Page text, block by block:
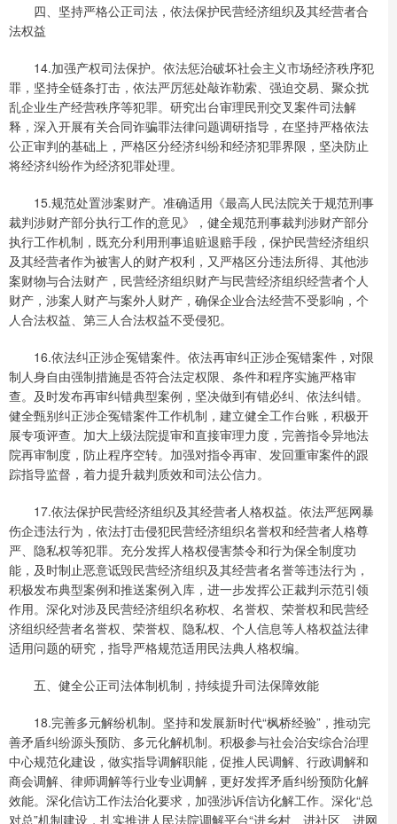
四、坚持严格公正司法，依法保护民营经济组织及其经营者合
法权益
14.加强产权司法保护。依法惩治破坏社会主义市场经济秩序犯
罪，坚持全链条打击，依法严厉惩处敲诈勒索、强迫交易、聚众扰
乱企业生产经营秩序等犯罪。研究出台审理民刑交叉案件司法解
释，深入开展有关合同诈骗罪法律问题调研指导，在坚持严格依法
公正审判的基础上，严格区分经济纠纷和经济犯罪界限，坚决防止
将经济纠纷作为经济犯罪处理。
15.规范处置涉案财产。准确适用《最高人民法院关于规范刑事
裁判涉财产部分执行工作的意见》，健全规范刑事裁判涉财产部分
执行工作机制，既充分利用刑事追赃退赔手段，保护民营经济组织
及其经营者作为被害人的财产权利，又严格区分违法所得、其他涉
案财物与合法财产，民营经济组织财产与民营经济组织经营者个人
财产，涉案人财产与案外人财产，确保企业合法经营不受影响，个
人合法权益、第三人合法权益不受侵犯。
16.依法纠正涉企冤错案件。依法再审纠正涉企冤错案件，对限
制人身自由强制措施是否符合法定权限、条件和程序实施严格审
查。及时发布再审纠错典型案例，坚决做到有错必纠、依法纠错。
健全甄别纠正涉企冤错案件工作机制，建立健全工作台账，积极开
展专项评查。加大上级法院提审和直接审理力度，完善指令异地法
院再审制度，防止程序空转。加强对指令再审、发回重审案件的跟
踪指导监督，着力提升裁判质效和司法公信力。
17.依法保护民营经济组织及其经营者人格权益。依法严惩网暴
伤企违法行为，依法打击侵犯民营经济组织名誉权和经营者人格尊
严、隐私权等犯罪。充分发挥人格权侵害禁令和行为保全制度功
能，及时制止恶意诋毁民营经济组织及其经营者名誉等违法行为，
积极发布典型案例和推送案例入库，进一步发挥公正裁判示范引领
作用。深化对涉及民营经济组织名称权、名誉权、荣誉权和民营经
济组织经营者名誉权、荣誉权、隐私权、个人信息等人格权益法律
适用问题的研究，指导严格规范适用民法典人格权编。
五、健全公正司法体制机制，持续提升司法保障效能
18.完善多元解纷机制。坚持和发展新时代“枫桥经验”，推动完
善矛盾纠纷源头预防、多元化解机制。积极参与社会治安综合治理
中心规范化建设，做实指导调解职能，促推人民调解、行政调解和
商会调解、律师调解等行业专业调解，更好发挥矛盾纠纷预防化解
效能。深化信访工作法治化要求，加强涉诉信访化解工作。深化“总
对总”机制建设，扎实推进人民法院调解平台“进乡村、进社区、进网